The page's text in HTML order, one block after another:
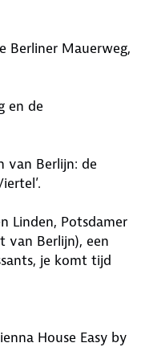
Berliner Mauerweg,
en de
van Berlijn: de
Linden, Potsdamer
van Berlijn), een
je komt tijd
House Easy by